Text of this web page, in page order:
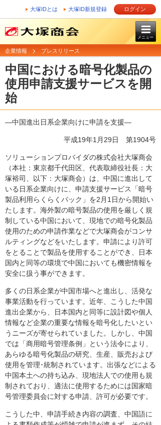
大塚IDとは 大塚ID新規登録 ログイン
メニュー
企業情報 プレスリリース
中国における暗号化製品の
使用申請支援サービスを開
始
―中国進出日系企業向けに申請を支援―
平成19年1月29日 第1904号
ソリューションプロバイダの株式会社大塚商会
（本社：東京都千代田区、代表取締役社長：大
塚裕司、以下：大塚商会）は、中国に進出して
いる日系企業向けに、申請支援サービス「暗号
製品利用らくらくパック」を2月1日から開始い
たします。海外製の暗号製品の使用を厳しく規
制している中国において、現地での暗号化製品
使用のための申請作業などで大塚商会がコンサ
ルティングなどをいたします。申請により許可
をとることで製品を使用することができ、日本
国内と同等の環境で中国においても機密情報を
安全に扱う事ができます。
多くの日系企業が中国市場へと進出し、活発な
事業活動を行っています。近年、こうした中国
進出企業から、日本国内と同等に設計図や個人
情報など企業の重要な情報を暗号化したいとい
うニーズが寄せられていました。しかし、中国
では「商用暗号管理条例」という法令により、
あらゆる暗号化製品の研究、生産、販売および
使用を管理･統制されています。出張などによる
中国本土への持ち込み、現地法人での使用も規
制されており、適法に使用するためには国家暗
号管理委員会に対する申請、許可が必要です。
こうした中、申請手続き内容の調査、中国語に